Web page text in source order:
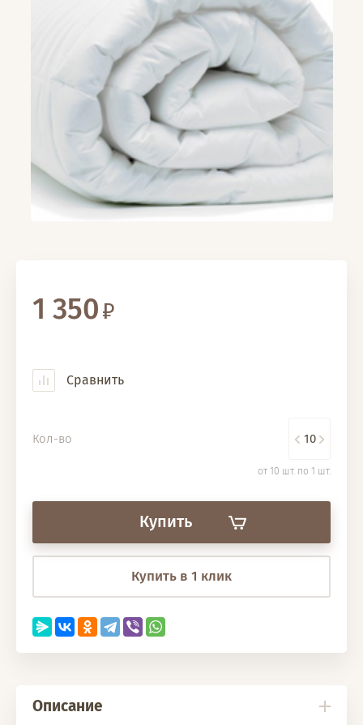
1 350
Сравнить
Кол-во
от 10 шт. по 1 шт.
Купить
Купить в 1 клик
Описание